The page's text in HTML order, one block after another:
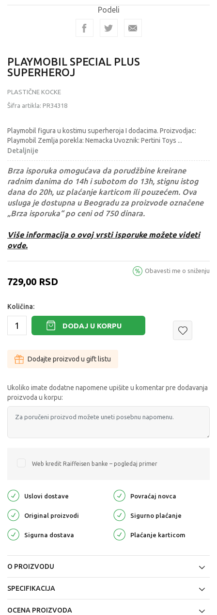
Podeli
PLAYMOBIL SPECIAL PLUS
SUPERHEROJ
PLASTIČNE KOCKE
Šifra artikla: PR34318
Playmobil figura u kostimu superheroja I dodacima. Proizvodjac:
Playmobil Zemlja porekla: Nemacka Uvoznik: Pertini Toys ...
Detaljnije
Brza isporuka omogućava da porudžbine kreirane
radnim danima do 14h i subotom do 13h, stignu istog
dana do 20h, uz plaćanje karticom ili pouzećem. Ova
usluga je dostupna u Beogradu za proizvode označene
„Brza isporuka“ po ceni od 750 dinara.
Više informacija o ovoj vrsti isporuke možete videti
ovde.
729,00 RSD
Obavesti me o sniženju
Količina:
DODAJ U KORPU
Dodajte proizvod u gift listu
Ukoliko imate dodatne napomene upišite u komentar pre dodavanja
proizvoda u korpu:
Web kredit Raiffeisen banke – pogledaj primer
Uslovi dostave Povraćaj novca
Original proizvodi Sigurno plaćanje
Sigurna dostava Plaćanje karticom
O PROIZVODU
SPECIFIKACIJA
OCENA PROIZVODA